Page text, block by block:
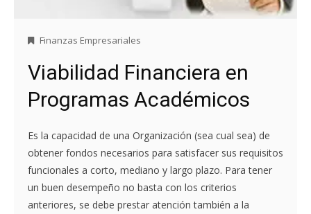
Finanzas Empresariales
Viabilidad Financiera en
Programas Académicos
Es la capacidad de una Organización (sea cual sea) de
obtener fondos necesarios para satisfacer sus requisitos
funcionales a corto, mediano y largo plazo. Para tener
un buen desempeño no basta con los criterios
anteriores, se debe prestar atención también a la